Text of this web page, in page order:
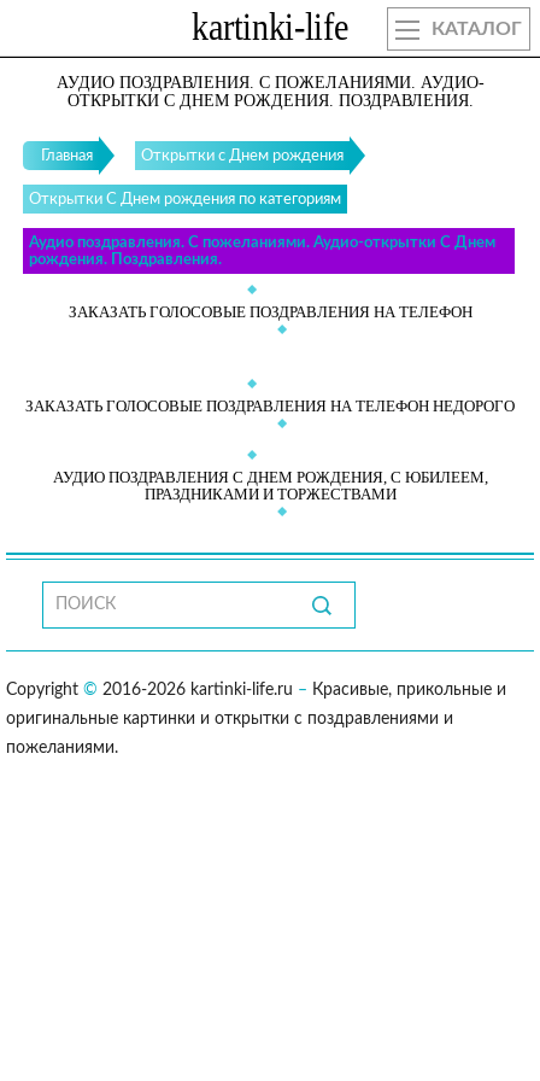
КАТАЛОГ
АУДИО ПОЗДРАВЛЕНИЯ. С ПОЖЕЛАНИЯМИ. АУДИО-
ОТКРЫТКИ С ДНЕМ РОЖДЕНИЯ. ПОЗДРАВЛЕНИЯ.
Главная Открытки с Днем рождения
Открытки С Днем рождения по категориям
Аудио поздравления. С пожеланиями. Аудио-открытки С Днем
рождения. Поздравления.
ЗАКАЗАТЬ ГОЛОСОВЫЕ ПОЗДРАВЛЕНИЯ НА ТЕЛЕФОН
ЗАКАЗАТЬ ГОЛОСОВЫЕ ПОЗДРАВЛЕНИЯ НА ТЕЛЕФОН НЕДОРОГО
АУДИО ПОЗДРАВЛЕНИЯ С ДНЕМ РОЖДЕНИЯ, С ЮБИЛЕЕМ,
ПРАЗДНИКАМИ И ТОРЖЕСТВАМИ
Copyright © 2016-2026 kartinki-life.ru – Красивые, прикольные и
оригинальные картинки и открытки с поздравлениями и
пожеланиями.